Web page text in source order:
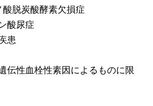
脱炭酸酵素欠損症
酸尿症
患
伝性血栓性素因によるものに限